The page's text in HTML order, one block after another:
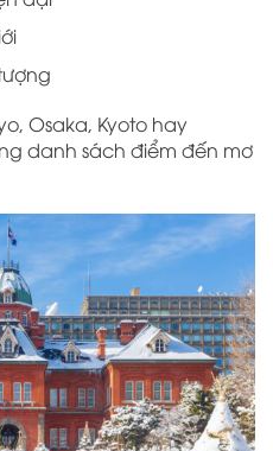
, Osaka, Kyoto hay
danh sách điểm đến mơ